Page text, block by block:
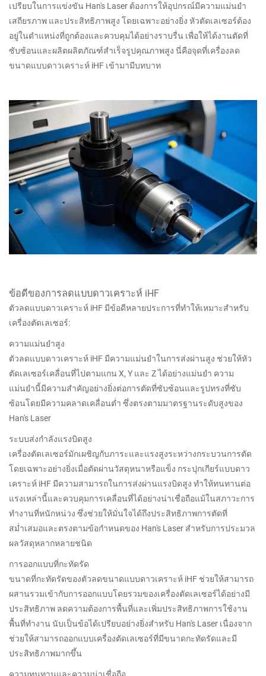
เปรียบในการแข่งขัน Han's Laser ต้องการให้อุปกรณ์มีความแม่นยำ
เสถียรภาพ และประสิทธิภาพสูง โดยเฉพาะอย่างยิ่ง หัวตัดเลเซอร์ต้อง
อยู่ในตำแหน่งที่ถูกต้องและควบคุมได้อย่างราบรื่น เพื่อให้ได้งานตัดที่
ซับซ้อนและผลิตผลิตภัณฑ์สำเร็จรูปคุณภาพสูง นี่คือจุดที่เครื่องลด
ขนาดแบบดาวเคราะห์ iHF เข้ามามีบทบาท
ข้อดีของการลดแบบดาวเคราะห์ iHF
ตัวลดแบบดาวเคราะห์ iHF มีข้อดีหลายประการที่ทำให้เหมาะสำหรับ
เครื่องตัดเลเซอร์:
ความแม่นยำสูง
ตัวลดแบบดาวเคราะห์ iHF มีความแม่นยำในการส่งผ่านสูง ช่วยให้หัว
ตัดเลเซอร์เคลื่อนที่ไปตามแกน X, Y และ Z ได้อย่างแม่นยำ ความ
แม่นยำนี้มีความสำคัญอย่างยิ่งต่อการตัดที่ซับซ้อนและรูปทรงที่ซับ
ซ้อนโดยมีความคลาดเคลื่อนต่ำ ซึ่งตรงตามมาตรฐานระดับสูงของ
Han's Laser
ระบบส่งกำลังแรงบิดสูง
เครื่องตัดเลเซอร์มักเผชิญกับภาระและแรงสูงระหว่างกระบวนการตัด
โดยเฉพาะอย่างยิ่งเมื่อตัดผ่านวัสดุหนาหรือแข็ง กระปุกเกียร์แบบดาว
เคราะห์ iHF มีความสามารถในการส่งผ่านแรงบิดสูง ทำให้ทนทานต่อ
แรงเหล่านี้และควบคุมการเคลื่อนที่ได้อย่างน่าเชื่อถือแม้ในสภาวะการ
ทำงานที่หนักหน่วง ซึ่งช่วยให้มั่นใจได้ถึงประสิทธิภาพการตัดที่
สม่ำเสมอและตรงตามข้อกำหนดของ Han's Laser สำหรับการประมวล
ผลวัสดุหลากหลายชนิด
การออกแบบที่กะทัดรัด
ขนาดที่กะทัดรัดของตัวลดขนาดแบบดาวเคราะห์ iHF ช่วยให้สามารถ
ผสานรวมเข้ากับการออกแบบโดยรวมของเครื่องตัดเลเซอร์ได้อย่างมี
ประสิทธิภาพ ลดความต้องการพื้นที่และเพิ่มประสิทธิภาพการใช้งาน
พื้นที่ทำงาน นับเป็นข้อได้เปรียบอย่างยิ่งสำหรับ Han's Laser เนื่องจาก
ช่วยให้สามารถออกแบบเครื่องตัดเลเซอร์ที่มีขนาดกะทัดรัดและมี
ประสิทธิภาพมากขึ้น